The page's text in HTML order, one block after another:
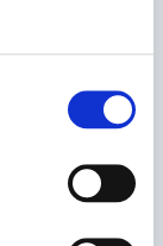
βλάβες που
το
τους.
ασθενή και το
, όσο πιο